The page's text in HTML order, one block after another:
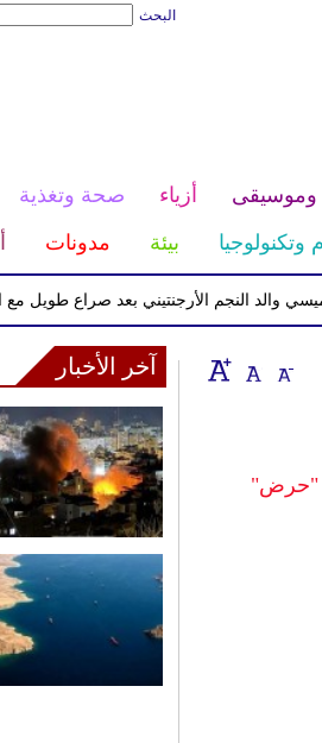
البحث
أزياء صحة وتغذية
وتكنولوجيا بيئة مدونات
النجم الأرجنتيني بعد صراع طويل مع المرض
آخر الأخبار